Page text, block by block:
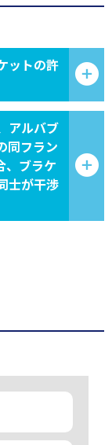
ットの許
アルバブ
同フラン
、ブラケ
士が干渉